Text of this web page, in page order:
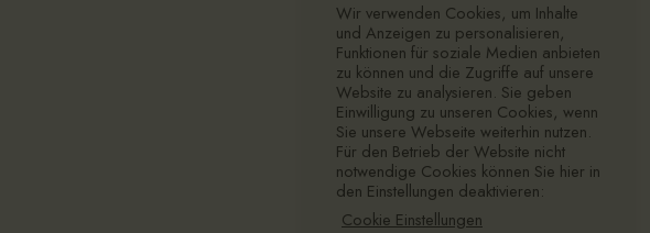
Wir verwenden Cookies, um Inhalte
und Anzeigen zu personalisieren,
Funktionen für soziale Medien anbieten
zu können und die Zugriffe auf unsere
Website zu analysieren. Sie geben
Einwilligung zu unseren Cookies, wenn
Sie unsere Webseite weiterhin nutzen.
Für den Betrieb der Website nicht
notwendige Cookies können Sie hier in
den Einstellungen deaktivieren:
Cookie Einstellungen